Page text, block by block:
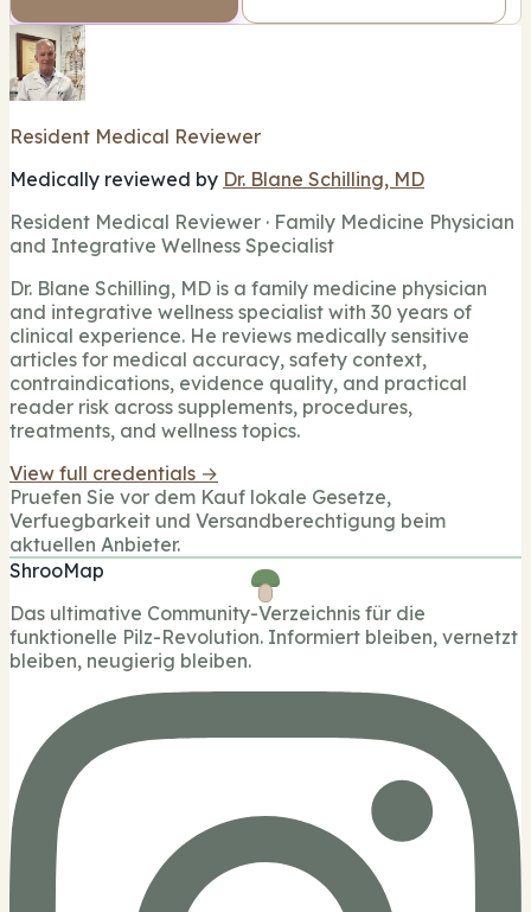
Resident Medical Reviewer
Medically reviewed by Dr. Blane Schilling, MD
Resident Medical Reviewer · Family Medicine Physician
and Integrative Wellness Specialist
Dr. Blane Schilling, MD is a family medicine physician
and integrative wellness specialist with 30 years of
clinical experience. He reviews medically sensitive
articles for medical accuracy, safety context,
contraindications, evidence quality, and practical
reader risk across supplements, procedures,
treatments, and wellness topics.
View full credentials →
Pruefen Sie vor dem Kauf lokale Gesetze,
Verfuegbarkeit und Versandberechtigung beim
aktuellen Anbieter.
ShrooMap
Das ultimative Community-Verzeichnis für die
funktionelle Pilz-Revolution. Informiert bleiben, vernetzt
bleiben, neugierig bleiben.